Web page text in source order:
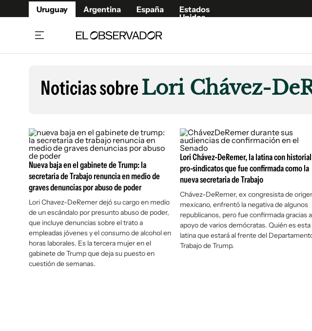
Uruguay Argentina España
Estados
Unidos
Beneficios Member
Café y Negocios
Economía y Empresas
Agro
Brand Studio
Cultura y Espectáculos
Fúnebres
Publicaciones
Newsletters
Argentina
España
Estados Unidos
Noticias sobreLori Chávez-
Nueva baja en el gabinete de Trump: la
secretaria de Trabajo renuncia en medio de
graves denuncias por abuso de poder
Lori Chavez-DeRemer dejó su cargo en medio
de un escándalo por presunto abuso de poder,
que incluye denuncias sobre el trato a
empleadas jóvenes y el consumo de alcohol en
horas laborales. Es la tercera mujer en el
gabinete de Trump que deja su puesto en
cuestión de semanas.
Lori Chávez-DeRemer, la latina con historial
pro-sindicatos que fue confirmada como la
nueva secretaria de Trabajo
Chávez-DeRemer, ex congresista de
mexicano, enfrentó la negativa de algunos
republicanos, pero fue confirmada gracias
apoyo de varios demócratas. Quién es esta
latina que estará al frente del
Trabajo de Trump.